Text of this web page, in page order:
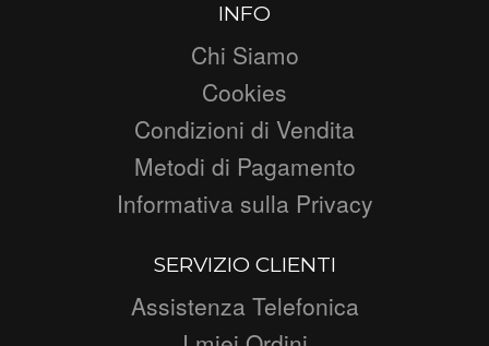
INFO
Chi Siamo
Cookies
Condizioni di Vendita
Metodi di Pagamento
Informativa sulla Privacy
SERVIZIO CLIENTI
Assistenza Telefonica